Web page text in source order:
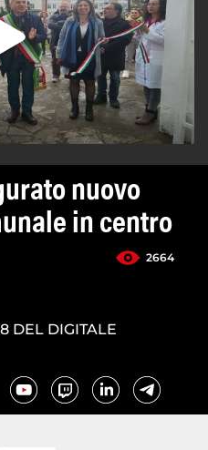
nuovo
in centro
2664
DEL DIGITALE